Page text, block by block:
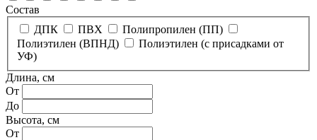
Состав
ДПК
ПВХ
Полипропилен (ПП)
Полиэтилен (ВПНД)
Полиэтилен (с присадками от
УФ)
Длина, см
От
До
Высота, см
От